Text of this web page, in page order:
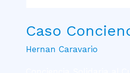
Caso
Hernan Caravario